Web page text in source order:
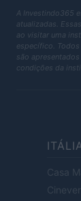
A Investindo365
atualizadas.
ao visitar uma
específico.
são
condições da
Casa